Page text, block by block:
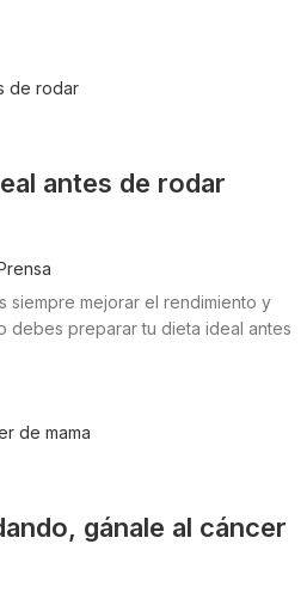
antes de rodar
siempre mejorar el rendimiento y
debes preparar tu dieta ideal antes
gánale al cáncer